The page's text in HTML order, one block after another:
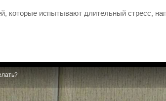
которые испытывают длительный стресс,